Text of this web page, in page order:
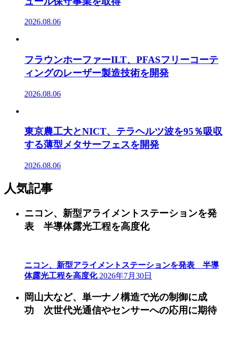
2026.08.06
フラウンホーファーILT、PFASフリーコーテ
ィングのレーザー製造技術を開発
2026.08.06
東京農工大とNICT、テラヘルツ波を95％吸収
する薄型メタサーフェスを開発
2026.08.06
人気記事
ニコン、新型アライメントステーションを発
表 半導体露光工程を高度化
ニコン、新型アライメントステーションを発表 半導
体露光工程を高度化 2026年7月30日
岡山大など、単一ナノ構造で光の制御に成
功 次世代光通信やセンサーへの応用に期待